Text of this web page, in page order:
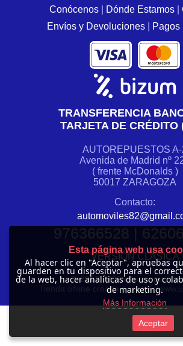
Conócenos
Dónde Estamos
Envíos y Devoluciones
Pagos
TRANSFERENCIA
TARJETA DE CRÉDITO
AUTOREPUESTOS A-
Avenida de Madrid nº
( frente McDonalds )
50017 ZARAGOZA
Contacto:
VERSIÓN CLÁSICA
© 2012 -2026
Tienda online creada por http://
Esta página web usa
Al hacer clic en "Aceptar", apruebas
guarden en tu dispositivo para el
de la web, hacer analíticas de uso y
de marketing.
Más Información
Aceptar